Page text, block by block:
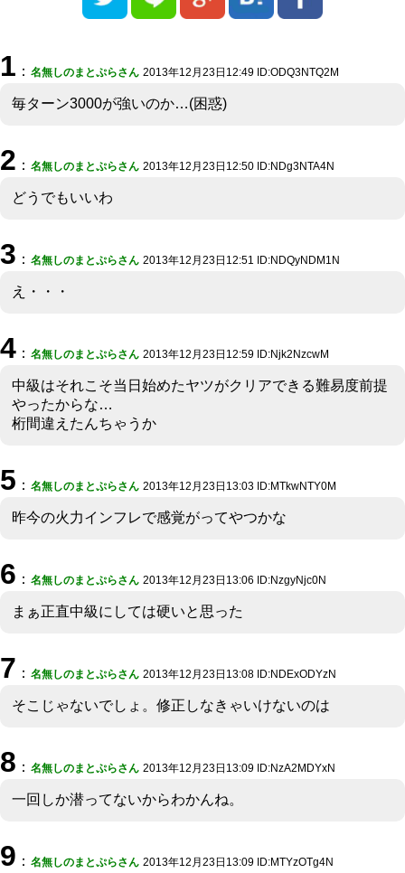
1 ： 名無しのまとぷらさん 2013年12月23日12:49 ID:ODQ3NTQ2M
毎ターン3000が強いのか…(困惑)
2 ： 名無しのまとぷらさん 2013年12月23日12:50 ID:NDg3NTA4N
どうでもいいわ
3 ： 名無しのまとぷらさん 2013年12月23日12:51 ID:NDQyNDM1N
え・・・
4 ： 名無しのまとぷらさん 2013年12月23日12:59 ID:Njk2NzcwM
中級はそれこそ当日始めたヤツがクリアできる難易度前提
やったからな…
桁間違えたんちゃうか
5 ： 名無しのまとぷらさん 2013年12月23日13:03 ID:MTkwNTY0M
昨今の火力インフレで感覚がってやつかな
6 ： 名無しのまとぷらさん 2013年12月23日13:06 ID:NzgyNjc0N
まぁ正直中級にしては硬いと思った
7 ： 名無しのまとぷらさん 2013年12月23日13:08 ID:NDExODYzN
そこじゃないでしょ。修正しなきゃいけないのは
8 ： 名無しのまとぷらさん 2013年12月23日13:09 ID:NzA2MDYxN
一回しか潜ってないからわかんね。
9 ： 名無しのまとぷらさん 2013年12月23日13:09 ID:MTYzOTg4N